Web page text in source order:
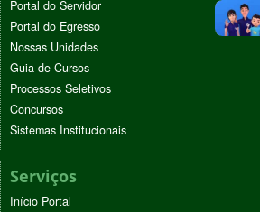
Portal do Servidor
Portal do Egresso
Nossas Unidades
Guia de Cursos
Processos Seletivos
Concursos
Sistemas Institucionais
Serviços
Início Portal